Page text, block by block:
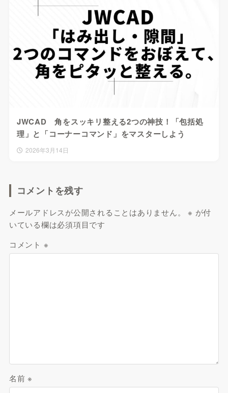
JWCAD 角をスッキリ整える2つの神技！「包括処
理」と「コーナーコマンド」をマスターしよう
2026年3月14日
コメントを残す
メールアドレスが公開されることはありません。 ※ が付
いている欄は必須項目です
コメント ※
名前※